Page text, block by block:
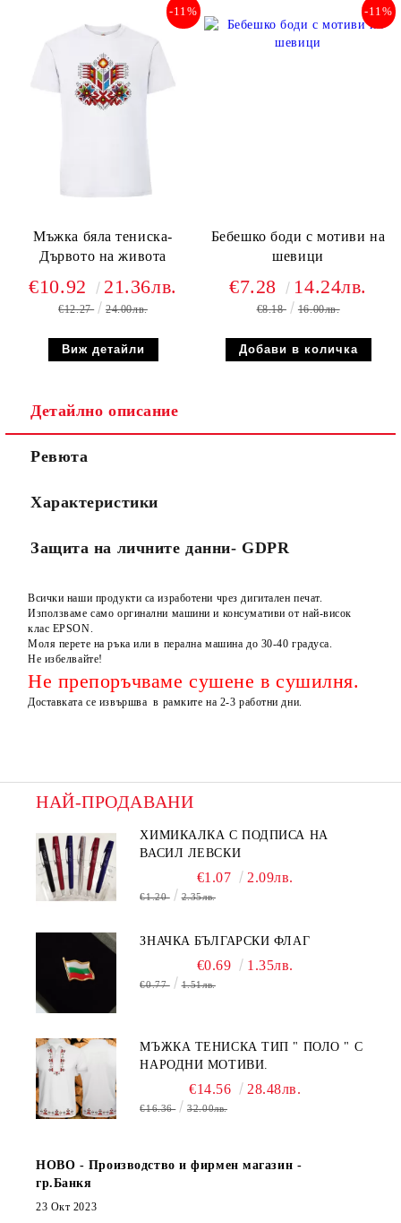
Мъжка бяла тениска-
Дървото на живота
-11%
€10.92 21.36лв.
€12.27 24.00лв.
Виж детайли
Бебешко боди с мотиви на
шевици
-11%
€7.28 14.24лв.
€8.18 16.00лв.
Детайлно описание
Ревюта
Характеристики
Защита на личните данни- GDPR
Всички наши продукти са изработени чрез дигитален печат.
Използваме само оргинални машини и консумативи от най-висок
клас EPSON.
Моля перете на ръка или в перална машина до 30-40 градуса.
Не избелвайте!
Не препоръчваме сушене в сушилня.
Доставката се извършва в рамките на 2-3 работни дни.
НАЙ-ПРОДАВАНИ
ХИМИКАЛКА С ПОДПИСА НА
ВАСИЛ ЛЕВСКИ
€1.07 2.09лв.
€1.20 2.35лв.
ЗНАЧКА БЪЛГАРСКИ ФЛАГ
€0.69 1.35лв.
€0.77 1.51лв.
МЪЖКА ТЕНИСКА ТИП " ПОЛО " С
НАРОДНИ МОТИВИ.
€14.56 28.48лв.
€16.36 32.00лв.
НОВО - Производство и фирмен магазин -
гр.Банкя
23 Окт 2023